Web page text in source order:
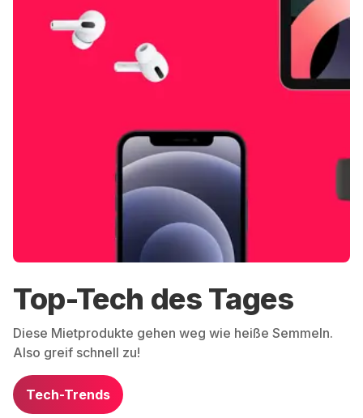
mal wieder ein
hat (Xbox,
Smartphone etc),
Grover nur
Möglichkeit
besteht nach
Top-Tech des Tages
Diese Mietprodukte gehen weg wie heiße Semmeln.
Also greif schnell zu!
Tech-Trends